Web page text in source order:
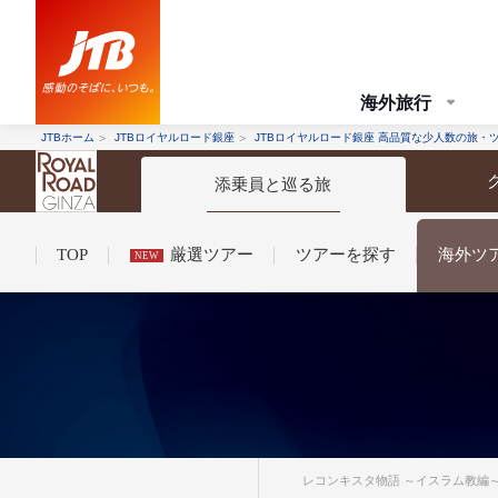
海外旅行
JTBホーム JTBロイヤルロード銀座 JTBロイヤルロード銀座 高品質な少人数の旅・
添乗員と巡る旅
TOP NEW 厳選ツアー ツアーを探す 海外ツ
コンシェルジュ紹介お申し込みの流れ法人企業・自治体のみ
条件から探す
条件から探す
レコンキスタ物語 ～イスラム教編